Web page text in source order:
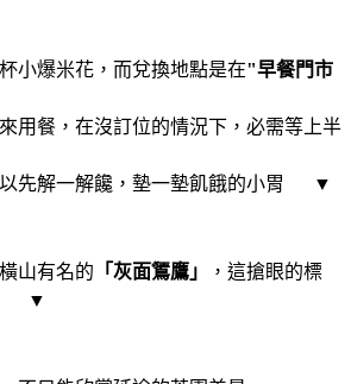
小爆米花，而兌換地點是在"早餐門市
用餐，在沒訂位的情況下，必需等上半
以先解一解饞，墊一墊飢餓的小胃
▼
山有名的 「灰面鵟鷹」
，這搶眼的標
▼